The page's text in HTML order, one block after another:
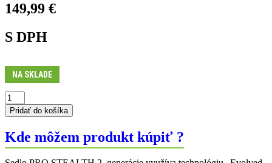
149,99 €
S DPH
NA SKLADE
množstvo
Sedlo
STEALTH
152
mm
Pridať do košíka
Kde môžem produkt kúpiť ?